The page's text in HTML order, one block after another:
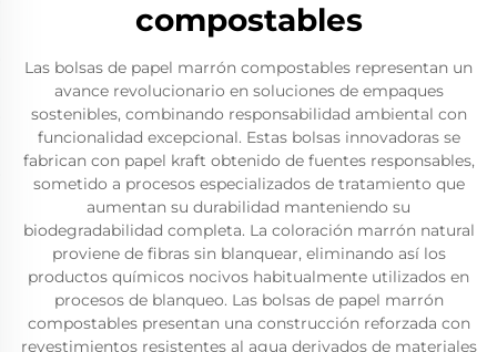
compostables
Las bolsas de papel marrón compostables representan un
avance revolucionario en soluciones de empaques
sostenibles, combinando responsabilidad ambiental con
funcionalidad excepcional. Estas bolsas innovadoras se
fabrican con papel kraft obtenido de fuentes responsables,
sometido a procesos especializados de tratamiento que
aumentan su durabilidad manteniendo su
biodegradabilidad completa. La coloración marrón natural
proviene de fibras sin blanquear, eliminando así los
productos químicos nocivos habitualmente utilizados en
procesos de blanqueo. Las bolsas de papel marrón
compostables presentan una construcción reforzada con
revestimientos resistentes al agua derivados de materiales